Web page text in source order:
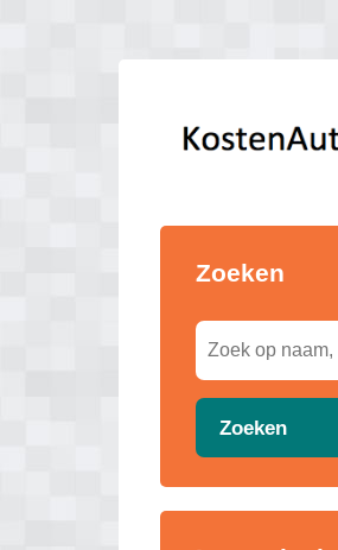
Zoeken
Zoeken